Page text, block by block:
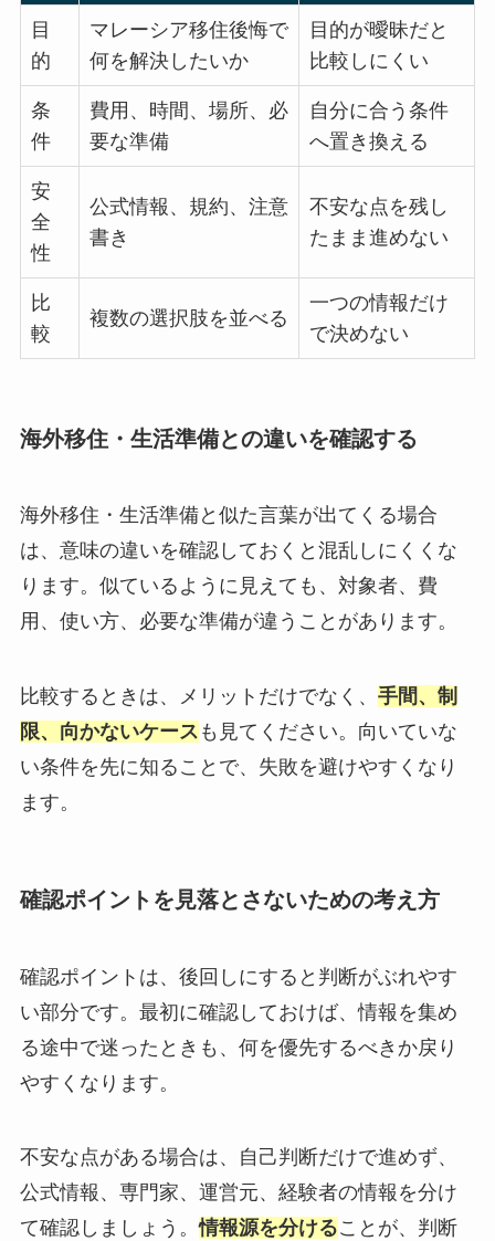
目
的
マレーシア移住後悔で
何を解決したいか
目的が曖昧だと
比較しにくい
条
件
費用、時間、場所、必
要な準備
自分に合う条件
へ置き換える
安
全
性
公式情報、規約、注意
書き
不安な点を残し
たまま進めない
比
較
複数の選択肢を並べる
一つの情報だけ
で決めない
海外移住・生活準備との違いを確認する
海外移住・生活準備と似た言葉が出てくる場合
は、意味の違いを確認しておくと混乱しにくくな
ります。似ているように見えても、対象者、費
用、使い方、必要な準備が違うことがあります。
比較するときは、メリットだけでなく、 手間、制
限、向かないケース も見てください。向いていな
い条件を先に知ることで、失敗を避けやすくなり
ます。
確認ポイントを見落とさないための考え方
確認ポイントは、後回しにすると判断がぶれやす
い部分です。最初に確認しておけば、情報を集め
る途中で迷ったときも、何を優先するべきか戻り
やすくなります。
不安な点がある場合は、自己判断だけで進めず、
公式情報、専門家、運営元、経験者の情報を分け
て確認しましょう。情報源を分けることが、判断